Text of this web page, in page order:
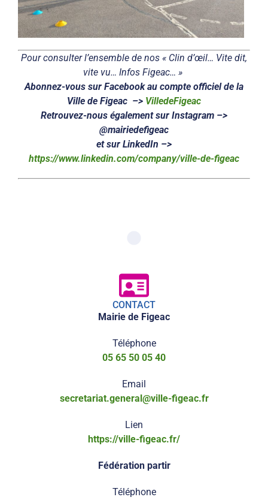
Pour consulter l’ensemble de nos « Clin d’œil… Vite dit,
vite vu… Infos Figeac… »
Abonnez-vous sur Facebook au compte officiel de la
Ville de Figeac –> VilledeFigeac
Retrouvez-nous également sur Instagram –>
@mairiedefigeac
et sur LinkedIn –>
https://www.linkedin.com/company/ville-de-figeac
CONTACT
Mairie de Figeac
Téléphone
05 65 50 05 40
Email
secretariat.general@ville-figeac.fr
Lien
https://ville-figeac.fr/
Fédération partir
Téléphone